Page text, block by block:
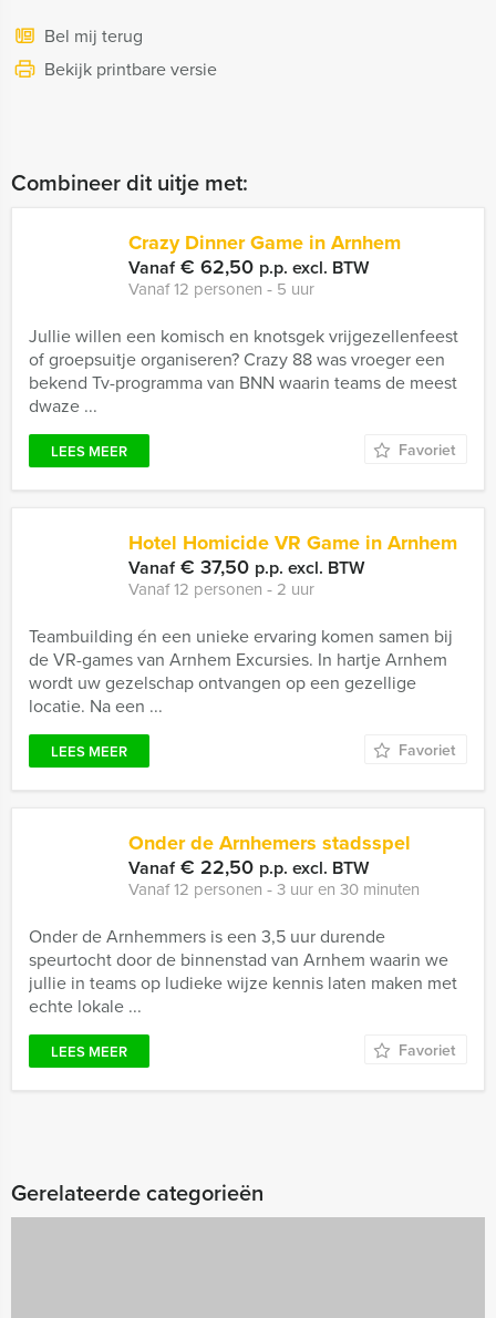
Bel mij terug
Bekijk printbare versie
Combineer dit uitje met:
Crazy Dinner Game in Arnhem
Vanaf€ 62,50 p.p. excl. BTW
Vanaf 12 personen ‐ 5 uur
Jullie willen een komisch en knotsgek vrijgezellenfeest
of groepsuitje organiseren? Crazy 88 was vroeger een
bekend Tv-programma van BNN waarin teams de meest
dwaze ...
LEES MEER Favoriet
Hotel Homicide VR Game in Arnhem
Vanaf€ 37,50 p.p. excl. BTW
Vanaf 12 personen ‐ 2 uur
Teambuilding én een unieke ervaring komen samen bij
de VR-games van Arnhem Excursies. In hartje Arnhem
wordt uw gezelschap ontvangen op een gezellige
locatie. Na een ...
LEES MEER Favoriet
Onder de Arnhemers stadsspel
Vanaf€ 22,50 p.p. excl. BTW
Vanaf 12 personen ‐ 3 uur en 30 minuten
Onder de Arnhemmers is een 3,5 uur durende
speurtocht door de binnenstad van Arnhem waarin we
jullie in teams op ludieke wijze kennis laten maken met
echte lokale ...
LEES MEER Favoriet
Gerelateerde categorieën